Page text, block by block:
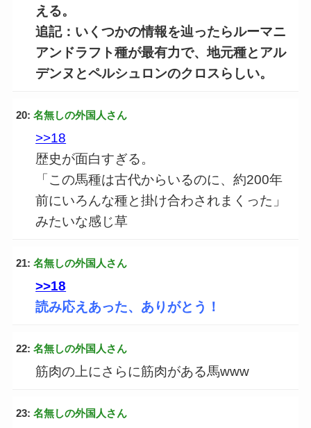
える。
追記：いくつかの情報を辿ったらルーマニ
アンドラフト種が最有力で、地元種とアル
デンヌとペルシュロンのクロスらしい。
20: 名無しの外国人さん
>>18
歴史が面白すぎる。
「この馬種は古代からいるのに、約200年
前にいろんな種と掛け合わされまくった」
みたいな感じ草
21: 名無しの外国人さん
>>18
読み応えあった、ありがとう！
22: 名無しの外国人さん
筋肉の上にさらに筋肉がある馬www
23: 名無しの外国人さん